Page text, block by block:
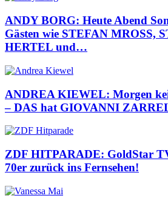
ANDY BORG: Heute Abend
Gästen wie STEFAN MROSS,
HERTEL und…
ANDREA KIEWEL: Morgen
– DAS hat GIOVANNI
ZDF HITPARADE: GoldStar
70er zurück ins Fernsehen!